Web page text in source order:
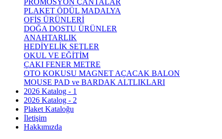
PROMOSYON ÇANTALAR
PLAKET ÖDÜL MADALYA
OFİS ÜRÜNLERİ
DOĞA DOSTU ÜRÜNLER
ANAHTARLIK
HEDİYELİK SETLER
OKUL VE EĞİTİM
ÇAKI FENER METRE
OTO KOKUSU MAGNET AÇACAK BALON
MOUSE PAD ve BARDAK ALTLIKLARI
2026 Katalog - 1
2026 Katalog - 2
Plaket Kataloğu
İletişim
Hakkımızda